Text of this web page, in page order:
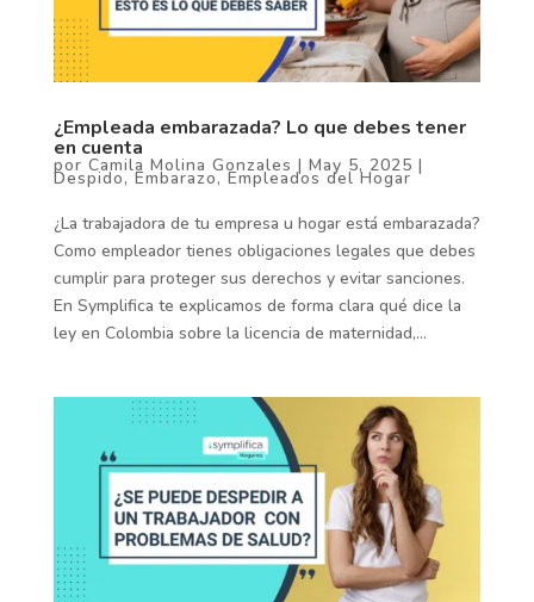
¿Empleada embarazada? Lo que debes tener
en cuenta
por Camila Molina Gonzales | May 5, 2025 |
Despido, Embarazo, Empleados del Hogar
¿La trabajadora de tu empresa u hogar está embarazada?
Como empleador tienes obligaciones legales que debes
cumplir para proteger sus derechos y evitar sanciones.
En Symplifica te explicamos de forma clara qué dice la
ley en Colombia sobre la licencia de maternidad,...